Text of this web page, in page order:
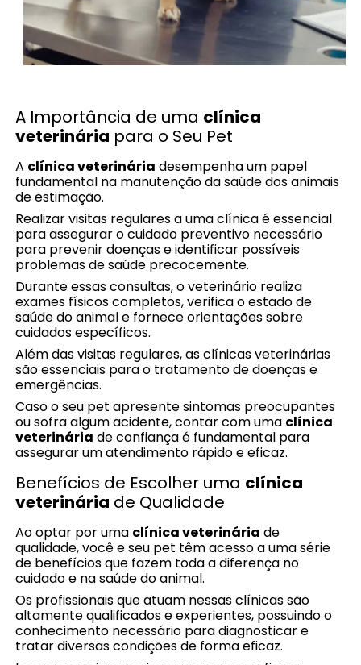
A Importância de uma clínica
veterinária para o Seu Pet
A clínica veterinária desempenha um papel
fundamental na manutenção da saúde dos animais
de estimação.
Realizar visitas regulares a uma clínica é essencial
para assegurar o cuidado preventivo necessário
para prevenir doenças e identificar possíveis
problemas de saúde precocemente.
Durante essas consultas, o veterinário realiza
exames físicos completos, verifica o estado de
saúde do animal e fornece orientações sobre
cuidados específicos.
Além das visitas regulares, as clínicas veterinárias
são essenciais para o tratamento de doenças e
emergências.
Caso o seu pet apresente sintomas preocupantes
ou sofra algum acidente, contar com uma clínica
veterinária de confiança é fundamental para
assegurar um atendimento rápido e eficaz.
Benefícios de Escolher uma clínica
veterinária de Qualidade
Ao optar por uma clínica veterinária de
qualidade, você e seu pet têm acesso a uma série
de benefícios que fazem toda a diferença no
cuidado e na saúde do animal.
Os profissionais que atuam nessas clínicas são
altamente qualificados e experientes, possuindo o
conhecimento necessário para diagnosticar e
tratar diversas condições de forma eficaz.